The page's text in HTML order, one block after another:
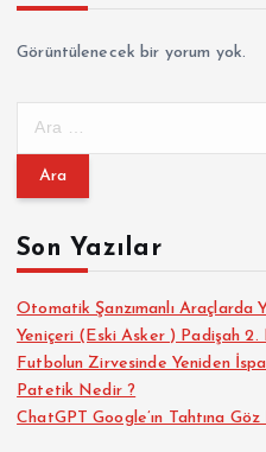
Görüntülenecek bir yorum yok.
m
:Son Yazılar
Otomatik Şanzımanlı Araçlarda
Yeniçeri (Eski Asker ) Padişah 2.
Futbolun Zirvesinde Yeniden
Patetik Nedir ?
ChatGPT Google’ın Tahtına